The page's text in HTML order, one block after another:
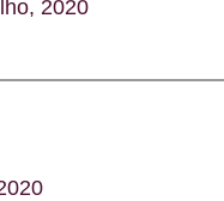
2020